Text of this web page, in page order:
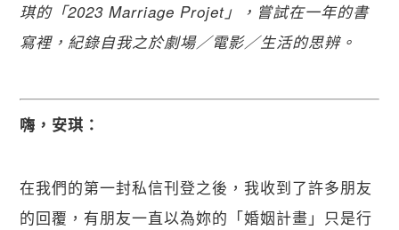
琪的「2023 Marriage Projet」，嘗試在一年的書
寫裡，紀錄自我之於劇場／電影／生活的思辨。
嗨，安琪：
在我們的第一封私信刊登之後，我收到了許多朋友
的回覆，有朋友一直以為妳的「婚姻計畫」只是行